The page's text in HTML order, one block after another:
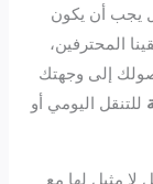
يجب أن يكون
المحترفين،
إلى وجهتك
للتنقل اليومي أو
لا مثيل لها مع